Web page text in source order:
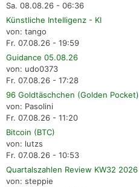
Sa. 08.08.26 - 06:36
Künstliche Intelligenz - KI
von: tango
Fr. 07.08.26 - 19:59
Guidance 05.08.26
von: udo0373
Fr. 07.08.26 - 17:28
96 Goldtäschchen (Golden Pocket)
von: Pasolini
Fr. 07.08.26 - 11:20
Bitcoin (BTC)
von: lutzs
Fr. 07.08.26 - 10:53
Quartalszahlen Review KW32 2026
von: steppie